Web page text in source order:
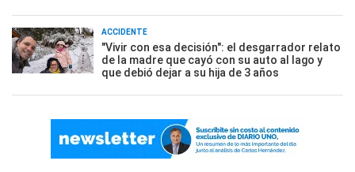
ACCIDENTE
"Vivir con esa decisión": el desgarrador relato
de la madre que cayó con su auto al lago y
que debió dejar a su hija de 3 años